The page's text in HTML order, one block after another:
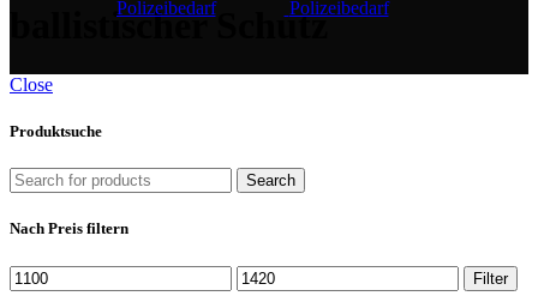
ballistischer Schutz
Close
Produktsuche
Search
Nach Preis filtern
Min.
Preis
Max.
Preis
Filter